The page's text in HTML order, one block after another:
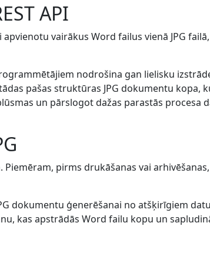
API
vairākus Word failus vienā JPG
nodrošina gan lielisku
pašas struktūras JPG dokumentu kopa,
un pārslogot dažas parastās procesa
pirms drukāšanas vai
dokumentu ģenerēšanai no atšķirīgiem
kas apstrādās Word failu kopu un